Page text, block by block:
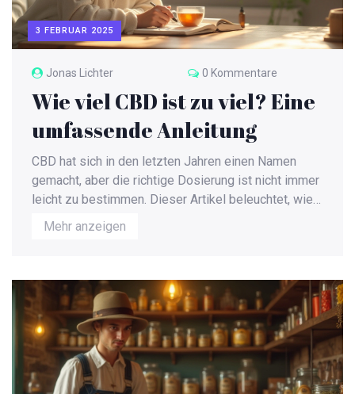
3 FEBRUAR 2025
Jonas Lichter 0 Kommentare
Wie viel CBD ist zu viel? Eine
umfassende Anleitung
CBD hat sich in den letzten Jahren einen Namen
gemacht, aber die richtige Dosierung ist nicht immer
leicht zu bestimmen. Dieser Artikel beleuchtet, wie
viel CBD als sicher gilt und welche Faktoren bei der
Dosierung zu berücksichtigen sind. Erfahren Sie
Menge und wie Sie eine Überdosierung vermeiden
können.
Mehr anzeigen